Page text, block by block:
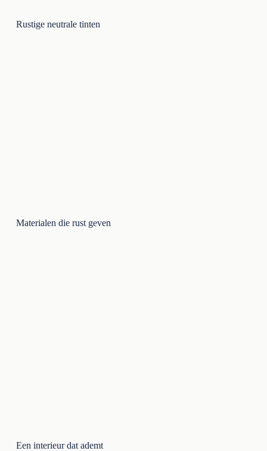
Rustige neutrale tinten
Materialen die rust geven
Een interieur dat ademt